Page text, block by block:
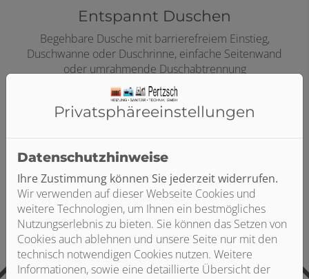
Entspannt Duschen
Begehbare Dusche mit barrierefreiem Einstieg,
Duschwanne oder Duschrinne, einfache Seitenwand
oder umrahmende Duschabtrennung
Privatsphäre­einstellungen
Datenschutzhinweise
Ihre Zustimmung können Sie jederzeit widerrufen.
Wir verwenden auf dieser Webseite Cookies und
weitere Technologien, um Ihnen ein bestmögliches
Nutzungserlebnis zu bieten. Sie können das Setzen von
Cookies auch ablehnen und unsere Seite nur mit den
technisch notwendigen Cookies nutzen. Weitere
Informationen, sowie eine detaillierte Übersicht der